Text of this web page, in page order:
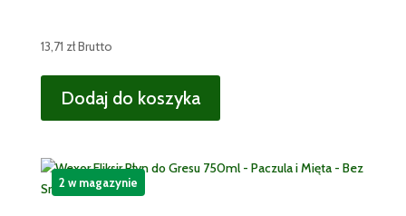
13,71 złBrutto
Dodaj do koszyka
2 w magazynie